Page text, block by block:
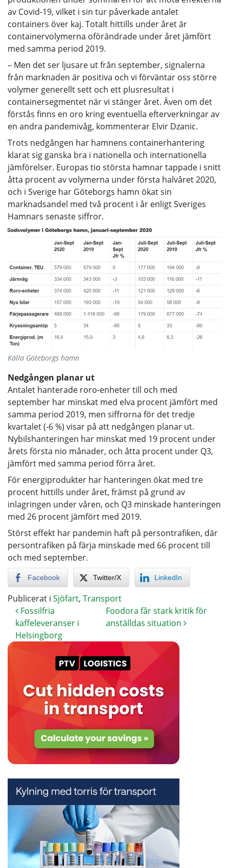
av Covid-19, vilket i sin tur påverkade antalet
containers över kaj. Totalt hittills under året är
containervolymerna oförändrade under året jämfört
med samma period 2019.
– Men det ser ljusare ut från september, signalerna
från marknaden är positiva och vi förväntar oss större
volymer generellt sett och ett plusresultat i
containersegmentet när vi stänger året. Även om det
förstås finns en oro kring eventuella efterverkningar av
en andra pandemivåg, kommenterar Elvir Dzanic.
Trots nedgången har hamnens containerhantering
klarat sig ganska bra i nationella och internationella
jämförelser. Europas tio största hamnar tappade i snitt
åtta procent av volymerna under första halvåret 2020,
och i Sverige har Göteborgs hamn ökat sin
marknadsandel med två procent i år enligt Sveriges
Hamnars senaste siffror.
Källa Göteborgs hamn
Nedgången planar ut
Antalet hanterade roro-enheter till och med
september har minskat med elva procent jämfört med
samma period 2019, men siffrorna för det tredje
kvartalet (-6 %) visar på att nedgången planar ut.
Nybilshanteringen har minskat med 19 procent under
årets första nio månader, och åtta procent under Q3,
jämfört med samma period förra året.
För energiprodukter har hanteringen ökat med tre
procent hittills under året, främst på grund av
inlagringen under våren, och Q3 minskade hanteringen
med 26 procent jämfört med 2019.
Störst effekt har pandemin haft på persontrafiken, där
persontrafiken på färja minskade med 66 procent till
och med september.
Facebook Twitter/X LinkedIn
Publicerat i Sjöfart, Transport
Fossilfria
kaffeleveranser i
Helsingborg
Foodora får stark kritik för
anställdas situation